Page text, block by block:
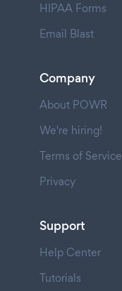
HIPAA Forms
Email Blast
Company
About POWR
We're hiring!
Terms of Service
Privacy
Support
Help Center
Tutorials